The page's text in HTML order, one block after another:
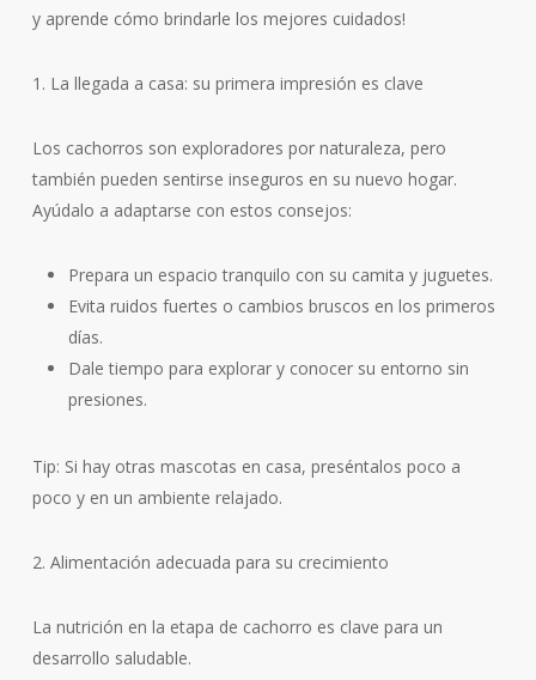
y aprende cómo brindarle los mejores cuidados!
1. La llegada a casa: su primera impresión es clave
Los cachorros son exploradores por naturaleza, pero
también pueden sentirse inseguros en su nuevo hogar.
Ayúdalo a adaptarse con estos consejos:
Prepara un espacio tranquilo con su camita y juguetes.
Evita ruidos fuertes o cambios bruscos en los primeros
días.
Dale tiempo para explorar y conocer su entorno sin
presiones.
Tip: Si hay otras mascotas en casa, preséntalos poco a
poco y en un ambiente relajado.
2. Alimentación adecuada para su crecimiento
La nutrición en la etapa de cachorro es clave para un
desarrollo saludable.